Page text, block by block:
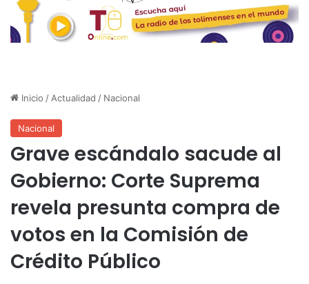
Inicio / Actualidad / Nacional
Nacional
Grave escándalo sacude al
Gobierno: Corte Suprema
revela presunta compra de
votos en la Comisión de
Crédito Público